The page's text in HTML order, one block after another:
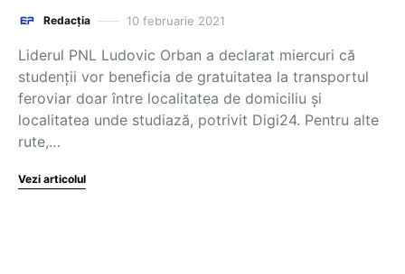
Redacția 10 februarie 2021
Liderul PNL Ludovic Orban a declarat miercuri că
studenții vor beneficia de gratuitatea la transportul
feroviar doar între localitatea de domiciliu și
localitatea unde studiază, potrivit Digi24. Pentru alte
rute,…
Vezi articolul